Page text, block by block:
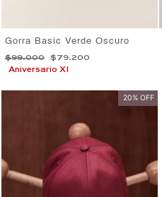
Gorra Basic Verde Oscuro
Precio
habitual
$99.000
Precio
de
$79.200
Aniversario XI
20% OFF